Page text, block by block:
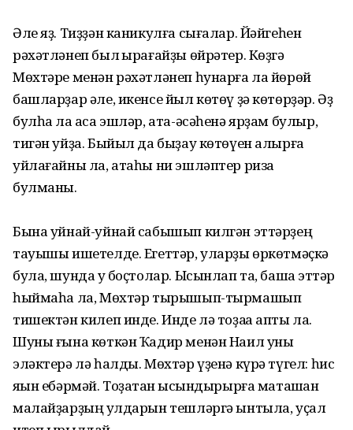
Әле яҙ. Тиҙҙән каникулға сығалар. Йәйгеһен
рәхәтләнеп был ҡырағайҙы өйрәтер. Көҙгә
Мөхтәре менән рәхәтләнеп һунарға ла йөрөй
башларҙар әле, икенсе йыл көтөү ҙә көтөрҙәр. Әҙ
булһа ла аҡса эшләр, ата-әсәһенә ярҙам булыр,
тигән уйҙа. Быйыл да быҙау көтөүен алырға
уйлағайны ла, атаһы ни эшләптер риза
булманы.
Бына уйнай-уйнай сабышып килгән эттәрҙең
тауышы ишетелде. Егеттәр, уларҙы өркөтмәҫкә
була, шунда уҡ боҫтолар. Ысынлап та, башҡа эттәр
һыймаһа ла, Мөхтәр тырышып-тырмашып
тишектән килеп инде. Инде лә тоҙаҡҡа ҡапты ла.
Шуны ғына көткән Ҡадир менән Наил уны
эләктерә лә һалды. Мөхтәр үҙенә күрә түгел: һис
яҡын ебәрмәй. Тоҙаҡтан ысҡындырырға маташҡан
малайҙарҙың ҡулдарын тешләргә ынтыла, уҫал